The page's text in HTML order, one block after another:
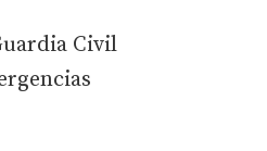
Civil